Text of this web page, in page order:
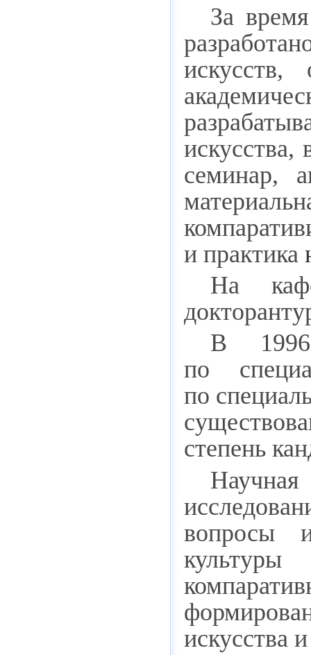
За
искусства,
семинар,
и практика
На
В 1996
по
по
степень
вопросы
искусства